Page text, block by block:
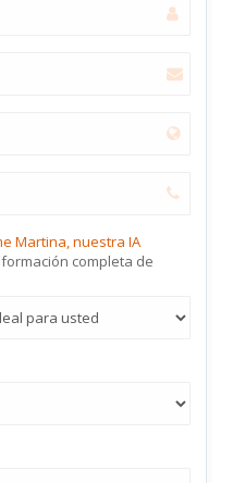
Martina, nuestra IA
completa de